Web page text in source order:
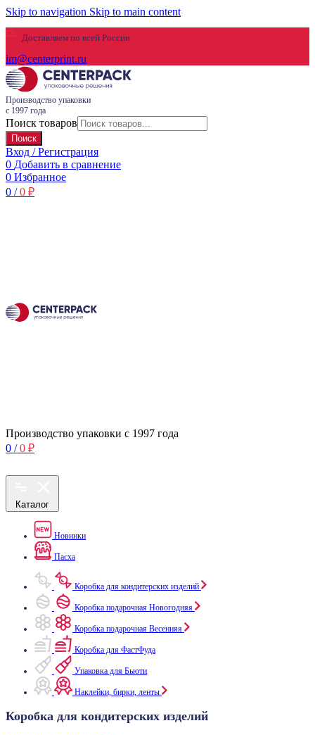
Skip to navigation Skip to main content
Доставляем по всей России
im@centerprint.ru
Производство упаковки
с 1997 года
Поиск товаров
Поиск
Вход / Регистрация
0 Добавить в сравнение
0 Избранное
0 / 0 ₽
Производство упаковки с 1997 года
0 / 0 ₽
Каталог
Новинки
Пасха
Коробка для кондитерских изделий
Коробка подарочная Новогодняя
Коробка подарочная Весенняя
Коробка для ФастФуда
Упаковка для Бьюти
Наклейки, бирки, ленты
Коробка для кондитерских изделий